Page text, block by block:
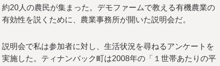
約20人の農民が集まった。デモファームで教える有機農業の
有効性を説くために、農業事務所が開いた説明会だ。
説明会で私は参加者に対し、生活状況を尋ねるアンケートを
実施した。ティナンバック町は2008年の「１世帯あたりの平